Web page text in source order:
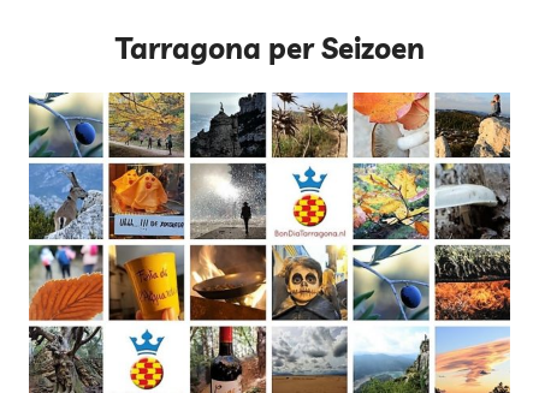
Tarragona per Seizoen